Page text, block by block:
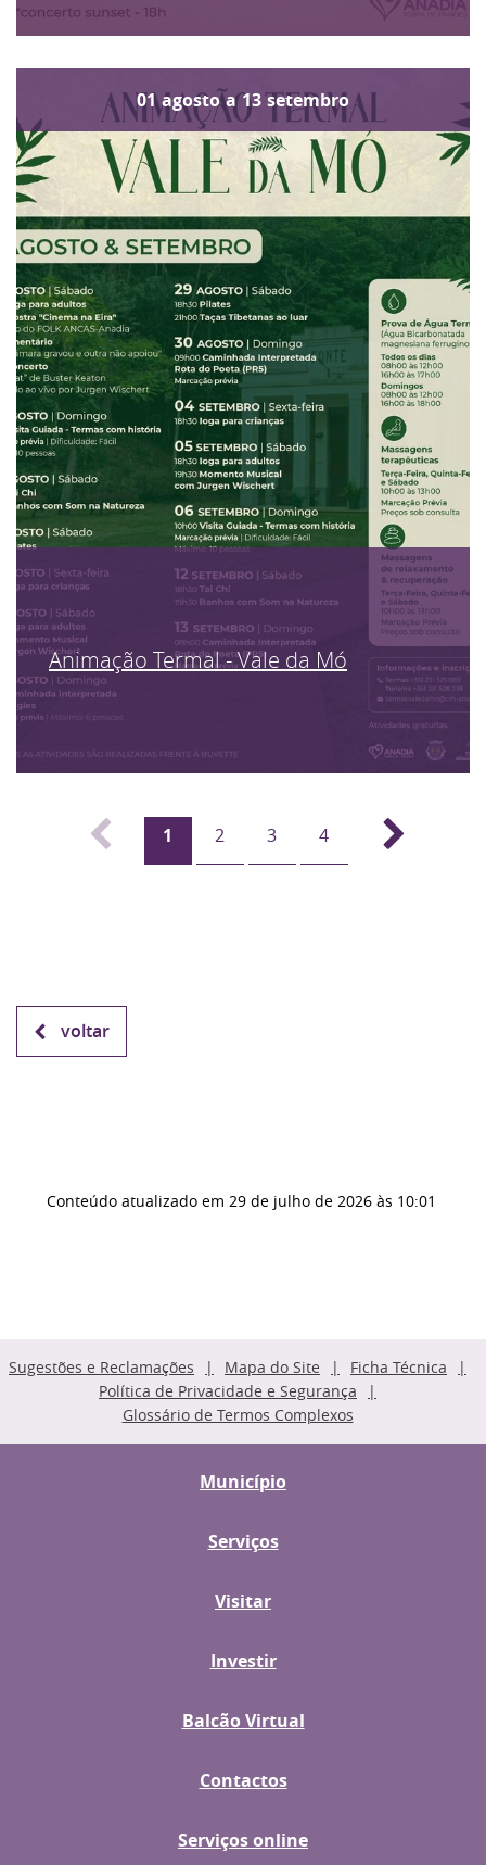
01 agosto a 13 setembro
Animação Termal - Vale da Mó
1 2 3 4
voltar
Conteúdo atualizado em 29 de julho de 2026 às 10:01
Sugestões e Reclamações Mapa do Site
Ficha Técnica
Política de Privacidade e Segurança
Glossário de Termos Complexos
Município
Serviços
Visitar
Investir
Balcão Virtual
Contactos
Serviços online